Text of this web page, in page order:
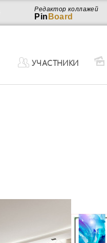
Редактор коллажей
Pin Board
УЧАСТНИКИ